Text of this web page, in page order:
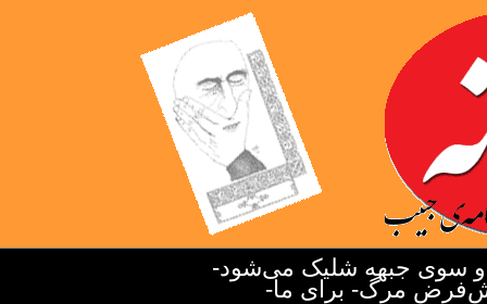
سوی جبهه شلیک می‌شود-
مرگ- برای ما-